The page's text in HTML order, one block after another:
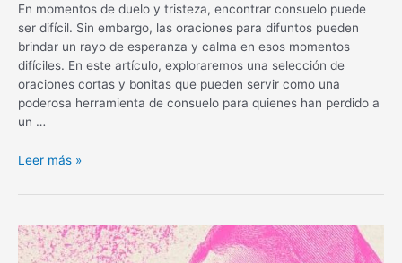
En momentos de duelo y tristeza, encontrar consuelo puede
ser difícil. Sin embargo, las oraciones para difuntos pueden
brindar un rayo de esperanza y calma en esos momentos
difíciles. En este artículo, exploraremos una selección de
oraciones cortas y bonitas que pueden servir como una
poderosa herramienta de consuelo para quienes han perdido a
un …
Oraciones
difuntos:
y
bonitas,
Leer más »